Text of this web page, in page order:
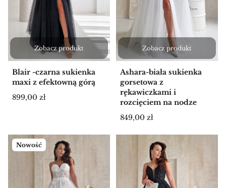
Zobacz produkt
Blair -czarna sukienka
maxi z efektowną górą
Cena
899,00 zł
Zobacz produkt
Ashara-biała sukienka
gorsetowa z
rękawiczkami i
rozcięciem na nodze
Cena
849,00 zł
Nowość